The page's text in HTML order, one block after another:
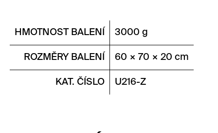
HMOTNOST BALENÍ 3000 g
ROZMĚRY BALENÍ 60 × 70 × 20 cm
KAT. ČÍSLO U216-Z